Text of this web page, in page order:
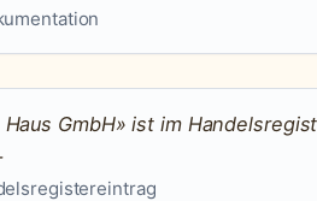
Haus GmbH» ist im